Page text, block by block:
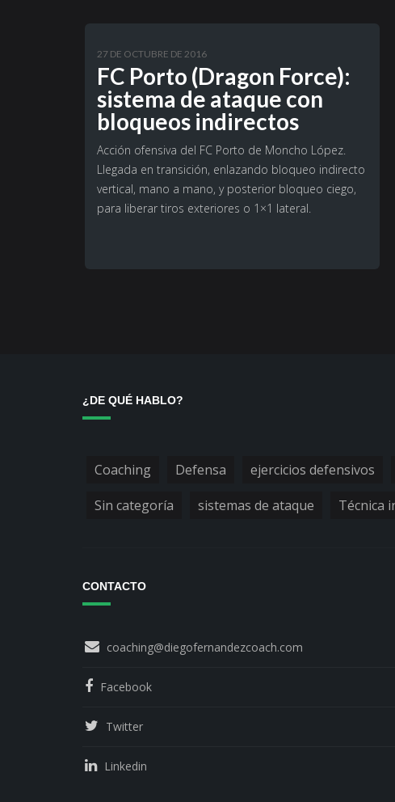
27 DE OCTUBRE DE 2016
FC Porto (Dragon Force):
sistema de ataque con
bloqueos indirectos
Acción ofensiva del FC Porto de Moncho López.
Llegada en transición, enlazando bloqueo indirecto
vertical, mano a mano, y posterior bloqueo ciego,
para liberar tiros exteriores o 1×1 lateral.
¿DE QUÉ HABLO?
Coaching Defensa ejercicios defensivos
Sin categoría
sistemas de ataque Técnica
CONTACTO
coaching@diegofernandezcoach.com
Facebook
Twitter
Linkedin